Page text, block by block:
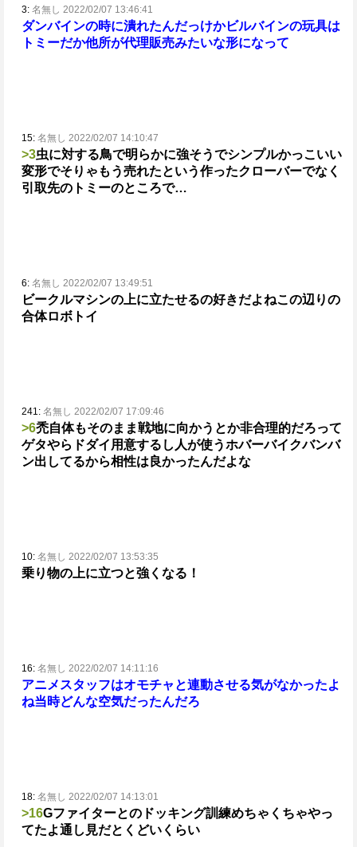
3: 名無し 2022/02/07 13:46:41
ダンバインの時に潰れたんだっけかビルバインの玩具は
トミーだか他所が代理販売みたいな形になって
15: 名無し 2022/02/07 14:10:47
>3虫に対する鳥で明らかに強そうでシンプルかっこいい
変形でそりゃもう売れたという作ったクローバーでなく
引取先のトミーのところで…
6: 名無し 2022/02/07 13:49:51
ビークルマシンの上に立たせるの好きだよねこの辺りの
合体ロボトイ
241: 名無し 2022/02/07 17:09:46
>6禿自体もそのまま戦地に向かうとか非合理的だろって
ゲタやらドダイ用意するし人が使うホバーバイクバンバ
ン出してるから相性は良かったんだよな
10: 名無し 2022/02/07 13:53:35
乗り物の上に立つと強くなる！
16: 名無し 2022/02/07 14:11:16
アニメスタッフはオモチャと連動させる気がなかったよ
ね当時どんな空気だったんだろ
18: 名無し 2022/02/07 14:13:01
>16Gファイターとのドッキング訓練めちゃくちゃやっ
てたよ通し見だとくどいくらい